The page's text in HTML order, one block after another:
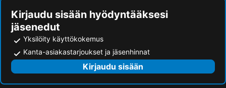
Kirjaudu sisään hyödyntääksesi
jäsenedut
Yksilöity käyttökokemus
Kanta-asiakastarjoukset ja jäsenhinnat
Kirjaudu sisään